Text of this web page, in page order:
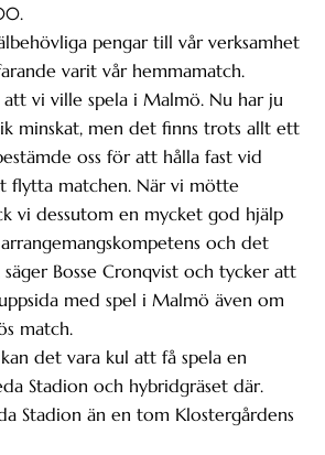
pengar till vår verksamhet
varit vår hemmamatch.
vi ville spela i Malmö. Nu har ju
minskat, men det finns trots allt ett
oss för att hålla fast vid
flytta matchen. När vi mötte
vi dessutom en mycket god hjälp
och det
säger Bosse Cronqvist och tycker att
med spel i Malmö även om
match.
det vara kul att få spela en
Stadion och hybridgräset där.
Stadion än en tom Klostergårdens